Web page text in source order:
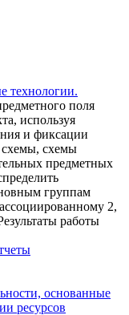
технологии.
поля
используя
и фиксации
схемы
предметных
группам
2,
работы
основанные
ресурсов